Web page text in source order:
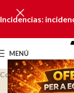
Incidencias:
MENÚ
Colección Mochilas